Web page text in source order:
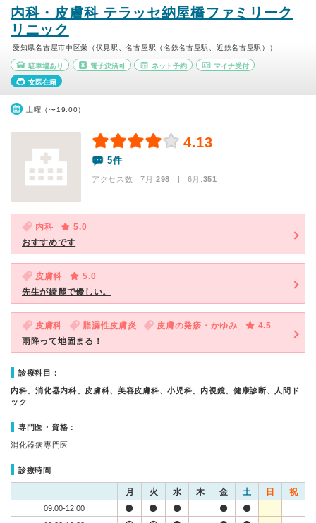
内科・皮膚科 テラッセ納屋橋ファミリーク
リニック
愛知県名古屋市中区栄（伏見駅、名古屋駅（名鉄名古屋駅、近鉄名古屋駅））
駐車場あり 電子決済可 ネット予約 マイナ受付
女医在籍
土曜（〜19:00）
4.13
5件
アクセス数 7月:298 | 6月:351
内科
5.0
おすすめです
皮膚科
5.0
先生が綺麗で優しい。
皮膚科 脂漏性皮膚炎 皮膚の発疹・かゆみ
4.5
雨降って地固まる！
診療科目：
内科、消化器内科、皮膚科、美容皮膚科、小児科、内視鏡、健康診断、人間ド
ック
専門医・資格：
消化器病専門医
診療時間
月 火 水 木 金 土 日 祝
09:00-12:00